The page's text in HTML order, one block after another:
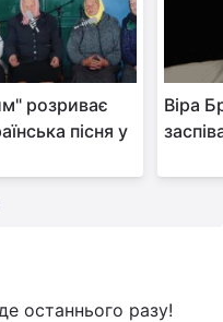
розриває
пісня у
Віра
останнього разу!